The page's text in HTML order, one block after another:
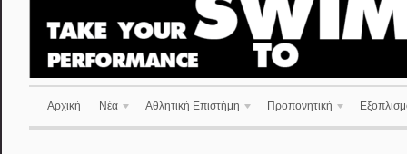
Αρχική Νέα Αθλητική Επιστήμη Προπονητική